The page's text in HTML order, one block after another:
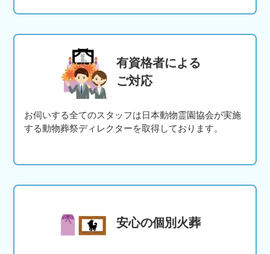
有資格者による
ご対応
お伺いする全てのスタッフは日本動物霊園協会が実施
する動物葬祭ディレクターを取得しております。
安心の個別火葬